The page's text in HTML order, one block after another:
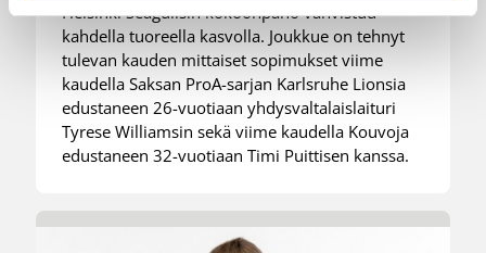
Helsinki Seagullsin kokoonpano vahvistuu
kahdella tuoreella kasvolla. Joukkue on tehnyt
tulevan kauden mittaiset sopimukset viime
kaudella Saksan ProA-sarjan Karlsruhe Lionsia
edustaneen 26-vuotiaan yhdysvaltalaislaituri
Tyrese Williamsin sekä viime kaudella Kouvoja
edustaneen 32-vuotiaan Timi Puittisen kanssa.